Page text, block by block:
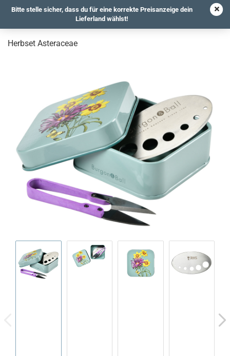
Bitte stelle sicher, dass du für eine korrekte Preisanzeige dein
Lieferland wählst!
Herbset Asteraceae